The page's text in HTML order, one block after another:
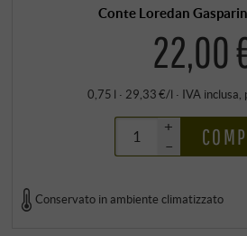
Conte Loredan
22,00
0,75 l · 29,33 €/l · IVA inclusa
+
–
Conservato in ambiente climatizzato